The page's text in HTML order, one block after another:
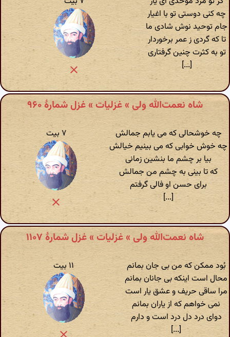
چه کنی دوستی تو با اغیار
جام توحید نوش شادی ما
تا که گردی ز عمر برخوردار
تو به کثرت چنین گرفتاری
[...]
شاه نعمت‌الله ولی » غزلیات » غزل شمارهٔ ۹۶۰
چه خوشحالی که می یابم جمالش
چه خوش خوابی که می بینیم خیالش
بیا بر چشم ما بنشین زمانی
که تا بینی به چشم من جمالش
برای حسن او فالی گرفتم
[...]
۷ بیت
شاه نعمت‌الله ولی » غزلیات » غزل شمارهٔ ۱۱۰۷
بُود ممکن که من بی جان بمانم
محال است اینکه بی جانان بمانم
مرا ساقی حریف و عشق یار است
نمی خواهم که از یاران بمانم
دوای درد دل درد است و دارم
[...]
۱۱ بیت